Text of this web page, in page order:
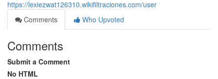
https://lexiezwat126310.wikifiltraciones.com/user
Comments
Who Upvoted
Comments
Submit a Comment
No HTML